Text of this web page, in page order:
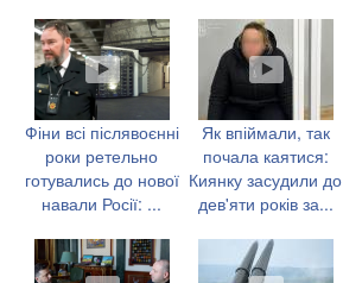
Фіни всі післявоєнні
роки ретельно
готувались до нової
навали Росії: ...
Як впіймали, так
почала каятися:
Киянку засудили до
дев'яти років за...